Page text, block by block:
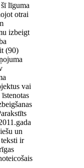
līguma
otrai
izbeigt
(90)
vai
un
ir